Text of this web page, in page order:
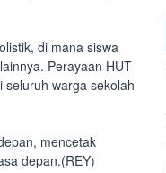
di mana siswa
Perayaan HUT
warga sekolah
mencetak
depan.(REY)